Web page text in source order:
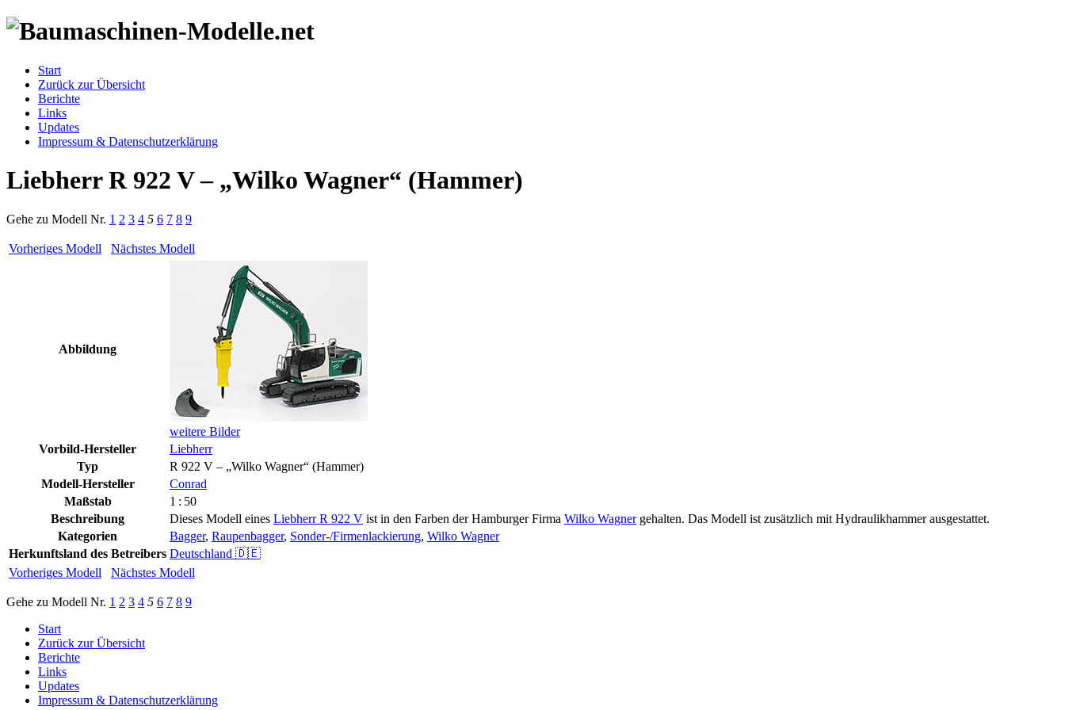
Start
Zurück zur Übersicht
Berichte
Links
Updates
Impressum & Datenschutzerklärung
Liebherr R 922 V – „Wilko Wagner“ (Hammer)
Gehe zu Modell Nr. 1 2 3 4 5 6 7 8 9
Vorheriges Modell Nächstes Modell
Abbildung
weitere Bilder
Vorbild-Hersteller
Liebherr
Typ
R 922 V – „Wilko Wagner“ (Hammer)
Modell-Hersteller
Conrad
Maßstab
1 : 50
Beschreibung
Dieses Modell eines Liebherr R 922 V ist in den Farben der Hamburger Firma Wilko Wagnergehalten. Das Modell ist zusätzlich mit Hydraulikhammer ausgestattet.
Kategorien
Bagger, Raupenbagger, Sonder-/Firmenlackierung, Wilko Wagner
Herkunftsland des Betreibers Deutschland 🇩🇪
Vorheriges Modell
Nächstes Modell
Gehe zu Modell Nr. 1 2 3 4 5 6 7 8 9
Start
Zurück zur Übersicht
Berichte
Links
Updates
Impressum & Datenschutzerklärung